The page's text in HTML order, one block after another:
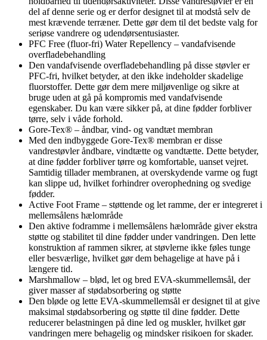
del af denne serie og er derfor designet til at modstå selv de
mest krævende terræner. Dette gør dem til det bedste valg for
seriøse vandrere og udendørsentusiaster.
PFC Free (fluor-fri) Water Repellency – vandafvisende
overfladebehandling
Den vandafvisende overfladebehandling på disse støvler er
PFC-fri, hvilket betyder, at den ikke indeholder skadelige
fluorstoffer. Dette gør dem mere miljøvenlige og sikre at
bruge uden at gå på kompromis med vandafvisende
egenskaber. Du kan være sikker på, at dine fødder forbliver
tørre, selv i våde forhold.
Gore-Tex® – åndbar, vind- og vandtæt membran
Med den indbyggede Gore-Tex® membran er disse
vandrestøvler åndbare, vindtætte og vandtætte. Dette betyder,
at dine fødder forbliver tørre og komfortable, uanset vejret.
Samtidig tillader membranen, at overskydende varme og fugt
kan slippe ud, hvilket forhindrer overophedning og svedige
fødder.
Active Foot Frame – støttende og let ramme, der er integreret i
mellemsålens hælområde
Den aktive fodramme i mellemsålens hælområde giver ekstra
støtte og stabilitet til dine fødder under vandringen. Den lette
konstruktion af rammen sikrer, at støvlerne ikke føles tunge
eller besværlige, hvilket gør dem behagelige at have på i
længere tid.
Marshmallow – blød, let og bred EVA-skummellemsål, der
giver masser af stødabsorbering og støtte
Den bløde og lette EVA-skummellemsål er designet til at give
maksimal stødabsorbering og støtte til dine fødder. Dette
reducerer belastningen på dine led og muskler, hvilket gør
vandringen mere behagelig og mindsker risikoen for skader.